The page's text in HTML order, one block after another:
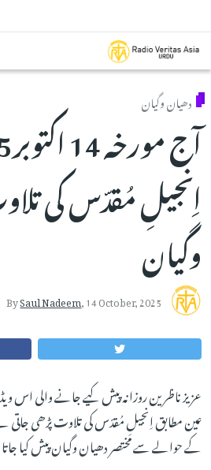
دھیان وگیان
اِنجیلِ مُقدّس کی
وگیان
BySaul Nadeem,14 October, 2025
عزیز ناظرین روزانہ پیش کیے جانے والی اس
عین مطابق اِنجیلِ مُقدّس کی تلاوت پڑھی
کے حوالے سے مختصر دھیان وگیان پیش کیا